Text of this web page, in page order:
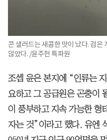
콘 샐러드는 새콤한 맛이 났다. 검은
않았다. /윤주헌 특파원
조셉 윤은 본지에 “인류는
요하고 그 공급원은 곤충이
이 풍부하고 지속 가능한 형
자는 것”이라고 했다. 유엔